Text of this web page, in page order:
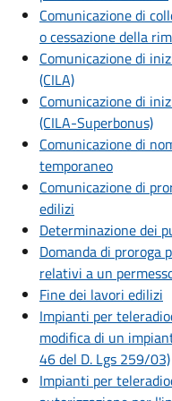
Comunicazione di
o cessazione della
Comunicazione di
(CILA)
Comunicazione di
(CILA-Superbonus)
Comunicazione di
temporaneo
Comunicazione di
edilizi
Determinazione dei
Domanda di proroga
relativi a un
Fine dei lavori edilizi
Impianti per
modifica di un
46 del D. Lgs 259/03)
Impianti per